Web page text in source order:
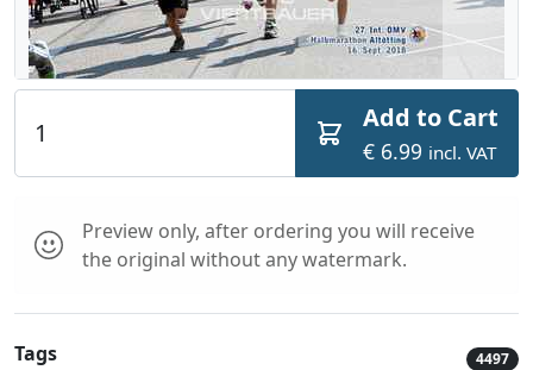
Add to Cart
€ 6.99 incl. VAT
Preview only, after ordering you will receive
the original without any watermark.
Tags 4497